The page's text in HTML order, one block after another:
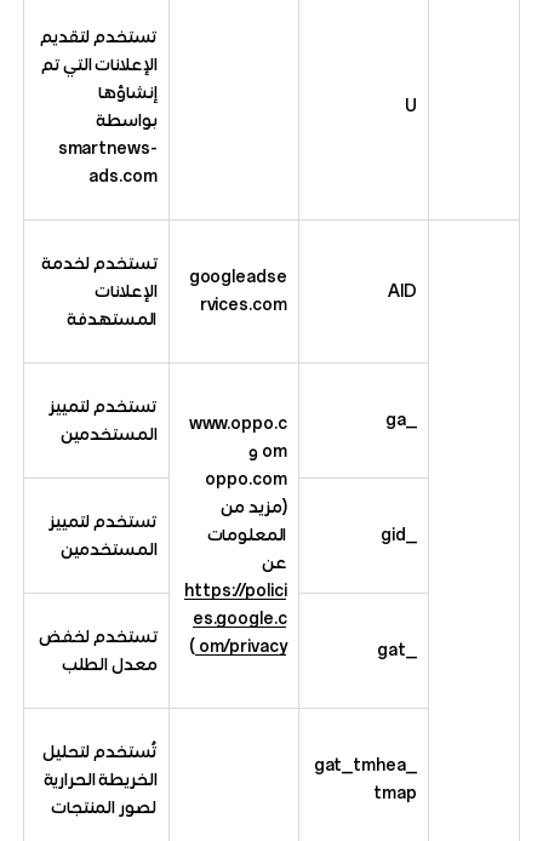
U
تستخدم لتقديم
الإعلانات التي تم
إنشاؤها
بواسطة
smartnews-
ads.com
AID
googleadse
rvices.com
تستخدم لخدمة
الإعلانات
المستهدفة
_ga
www.oppo.c
om و
oppo.com
(مزيد من
المعلومات
عن
https://polici
es.google.c
om/privacy
)
تستخدم لتمييز
المستخدمين
تستخدم لتمييز
المستخدمين
تستخدم لخفض
معدل الطلب
_gat_tmhea
tmap
تُستخدم لتحليل
الخريطة الحرارية
لصور المنتجات